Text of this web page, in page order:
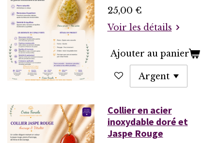
25,00 €
Voir les détails
Ajouter au panier
Collier en acier
inoxydable doré et
Jaspe Rouge